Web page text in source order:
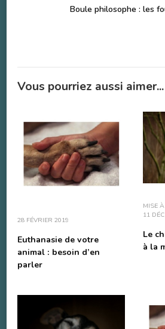
Boule philosophe : les
Vous pourriez aussi aimer...
28 FÉVRIER 2019
Euthanasie de votre
animal : besoin d’en
parler
MISE
11
Le
à la